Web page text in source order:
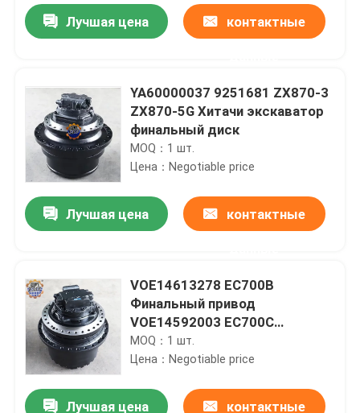
Лучшая цена контактные
YA60000037 9251681 ZX870-3
ZX870-5G Хитачи экскаватор
финальный диск
MOQ：1 шт.
Цена：Negotiable price
Лучшая цена контактные
VOE14613278 EC700B
Финальный привод
VOE14592003 EC700C
Двигатель экскаватора
MOQ：1 шт.
Цена：Negotiable price
Лучшая цена контактные